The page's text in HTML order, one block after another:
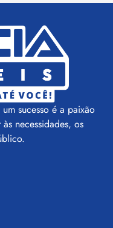
sucesso é a paixão
necessidades, os